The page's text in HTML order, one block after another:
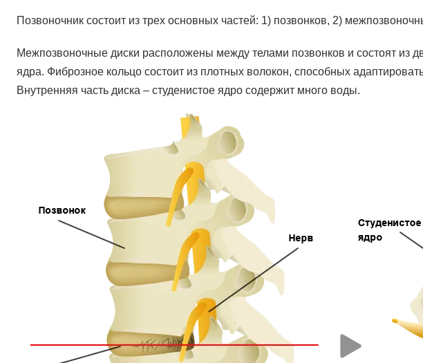
Позвоночник состоит из трех основных частей: 1) позвонков, 2)
Межпозвоночные диски расположены между телами позвонков и состоят из
ядра. Фиброзное кольцо состоит из плотных волокон, способных
Внутренняя часть диска – студенистое ядро содержит много воды.